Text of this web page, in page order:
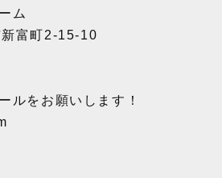
ム
富町2-15-10
ルをお願いします！